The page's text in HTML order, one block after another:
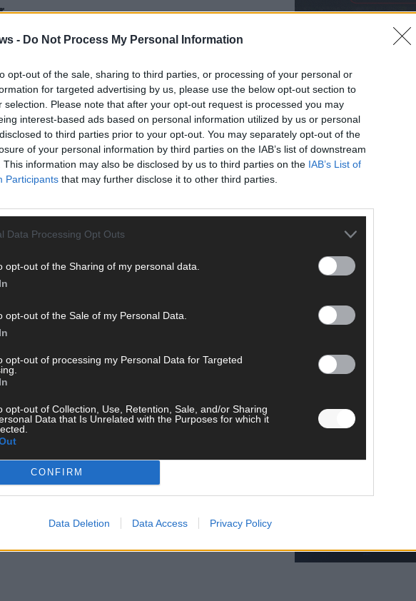
- Do Not Process My Personal Information
opt-out of the sale, sharing to third parties, or processing of your personal or
for targeted advertising by us, please use the below opt-out section to
selection. Please note that after your opt-out request is processed you may
interest-based ads based on personal information utilized by us or personal
to third parties prior to your opt-out. You may separately opt-out of the
of your personal information by third parties on the IAB’s list of downstream
This information may also be disclosed by us to third parties on the IAB’s List of
Participants that may further disclose it to other third parties.
Data Processing Opt Outs
opt-out of the Sharing of my personal data.
opt-out of the Sale of my Personal Data.
opt-out of processing my Personal Data for Targeted
opt-out of Collection, Use, Retention, Sale, and/or Sharing
Data that Is Unrelated with the Purposes for which it
CONFIRM
Data Deletion Data Access Privacy Policy
Prozent geben zwischen 20 und 100 Euro pro
Euro, weitere 20 Prozent 51 bis 100 Euro. Hochpreisige
Rolle. Entscheidend sind Inhalt und Beziehung, nicht der
besonders bei Jüngeren
mit den Einkäufen, 12 Prozent sogar schon im
spät: 31 Prozent im Dezember, 7 Prozent in der letzten
24. Dezember.
bei jungen Erwachsenen: 15 Prozent der 18- bis 29-
vor Weihnachten, weitere 6 Prozent am Vortag.
FOTOGESCHENKE
CHECK UNS AUF FACEBOOK